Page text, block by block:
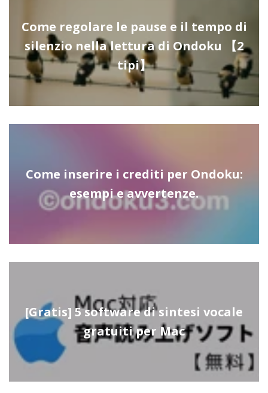
Come regolare le pause e il tempo di
silenzio nella lettura di Ondoku 【2
tipi】
Come inserire i crediti per Ondoku:
esempi e avvertenze.
[Gratis] 5 software di sintesi vocale
gratuiti per Mac